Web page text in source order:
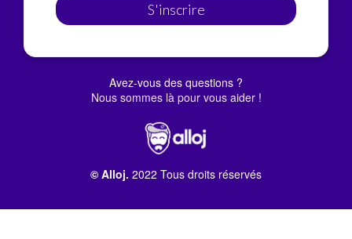
S'inscrire
Avez-vous des questions ?
Nous sommes là pour vous aider !
© Alloj. 2022 Tous droits réservés